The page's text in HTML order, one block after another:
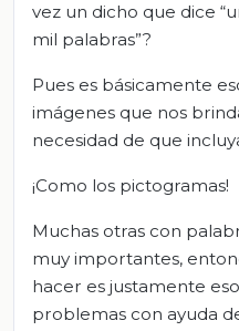
vez un dicho que dice
mil palabras”?
Pues es básicamente
imágenes que nos
necesidad de que
¡Como los pictogramas!
Muchas otras con
muy importantes,
hacer es justamente
problemas con ayuda